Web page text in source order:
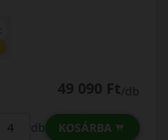
49 090 Ft/db
db KOSÁRBA